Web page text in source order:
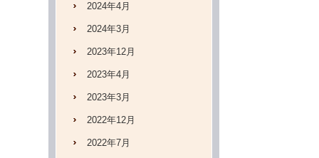
2024年4月
2024年3月
2023年12月
2023年4月
2023年3月
2022年12月
2022年7月